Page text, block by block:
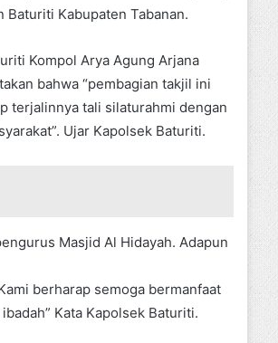
Baturiti Kabupaten Tabanan.
Kompol Arya Agung Arjana
bahwa “pembagian takjil ini
terjalinnya tali silaturahmi dengan
Ujar Kapolsek Baturiti.
Masjid Al Hidayah. Adapun
berharap semoga bermanfaat
Kata Kapolsek Baturiti.